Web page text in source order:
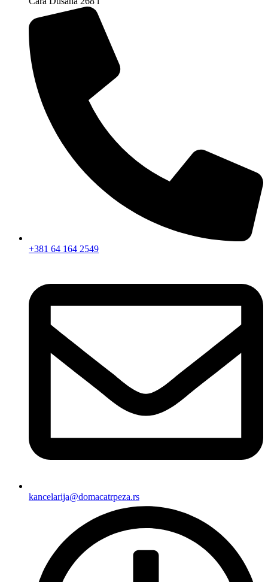
+381 64 164 2549
kancelarija@domacatrpeza.rs